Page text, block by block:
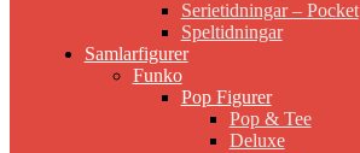
Serietidningar – Pocket
Speltidningar
Samlarfigurer
Funko
Pop Figurer
Pop & Tee
Deluxe